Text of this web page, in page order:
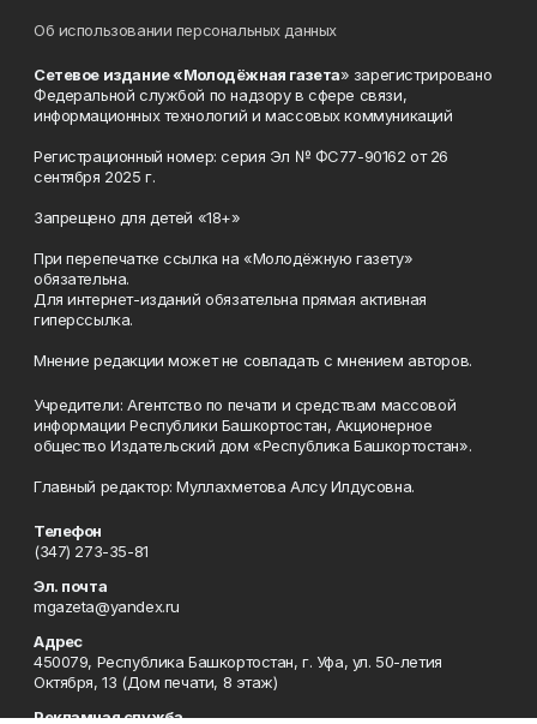
Об использовании персональных данных
Сетевое издание «Молодёжная газета» зарегистрировано
Федеральной службой по надзору в сфере связи,
информационных технологий и массовых коммуникаций
Регистрационный номер: серия Эл № ФС77-90162 от 26
сентября 2025 г.
Запрещено для детей «18+»
При перепечатке ссылка на «Молодёжную газету»
обязательна.
Для интернет-изданий обязательна прямая активная
гиперссылка.
Мнение редакции может не совпадать с мнением авторов.
Учредители: Агентство по печати и средствам массовой
информации Республики Башкортостан, Акционерное
общество Издательский дом «Республика Башкортостан».
Главный редактор: Муллахметова Алсу Илдусовна.
Телефон
(347) 273-35-81
Эл. почта
mgazeta@yandex.ru
Адрес
450079, Республика Башкортостан, г. Уфа, ул. 50-летия
Октября, 13 (Дом печати, 8 этаж)
Рекламная служба